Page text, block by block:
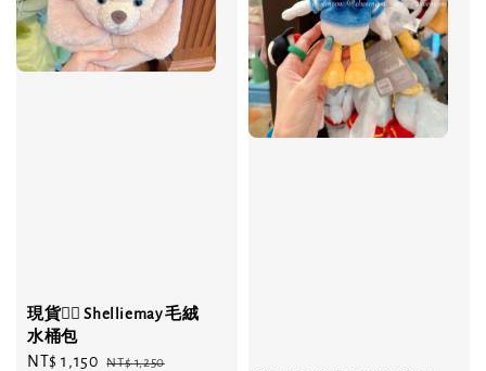
現貨❤️‍🔥 Shelliemay 毛絨
水桶包
Sale
NT$ 1,150 Regular
NT$ 1,250